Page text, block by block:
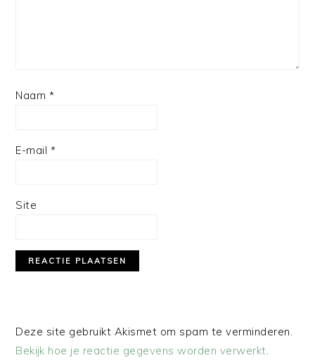
Naam *
E-mail *
Site
Deze site gebruikt Akismet om spam te verminderen.
Bekijk hoe je reactie gegevens worden verwerkt.